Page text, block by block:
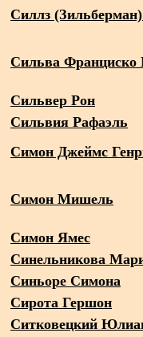
Силлз
Сильва Франциско
Сильвер Рон
Сильвия Рафаэль
Симон Джеймс
Симон Мишель
Симон Ямес
Синельникова
Синьоре Симона
Сирота Гершон
Ситковецкий